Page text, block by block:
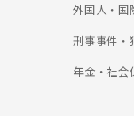
外国人・国
刑事事件・
年金・社会